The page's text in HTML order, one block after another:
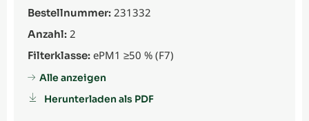
Bestellnummer: 231332
Anzahl: 2
Filterklasse: ePM1 ≥50 % (F7)
Alle anzeigen
Herunterladen als PDF